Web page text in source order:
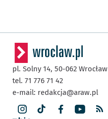
pl. Solny 14, 50-062 Wrocław
tel. 71 776 71 42
e-mail: redakcja@araw.pl